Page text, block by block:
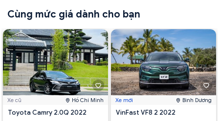
Cùng mức giá dành cho bạn
Xe cũ Hồ Chí Minh
Toyota Camry 2.0Q 2022
Xe mới Bình Dương
VinFast VF8 2 2022